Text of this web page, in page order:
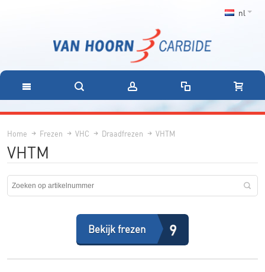
nl
Home Frezen VHC Draadfrezen VHTM
VHTM
Bekijk frezen 9